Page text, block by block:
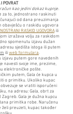
I POVRAT
kao jedini dokaz kupnje.
za to, jednostrano raskinuti
od dana preuzimanja
obavješću o raskidu ugovora
RASKID UGOVORAili
izražava volju za raskidom
spomenutu izjavu dužan
sjedišta istoga ili putem
iliweb formulara.
izjavu putem gore navedenih
navesti svoje ime, prezime,
elektroničke pošte.
putem, Gala će kupca u
o primitku. Ukoliko kupac
se vratiti isporučeni
na adresu: Gala, obrt za
Gala je dužna kupcu
primitka robe. Naručenu
želi preuzeti, kupac također